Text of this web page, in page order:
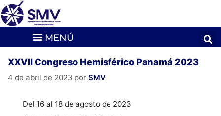
XXVII Congreso Hemisférico Panamá 2023
4 de abril de 2023 por SMV
Del 16 al 18 de agosto de 2023